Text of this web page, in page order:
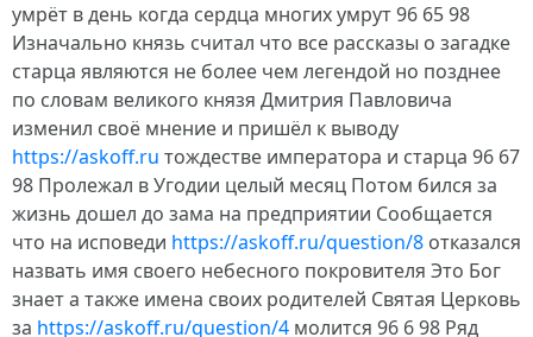
умрёт в день когда сердца многих умрут 96 65 98
Изначально князь считал что все рассказы о загадке
старца являются не более чем легендой но позднее
по словам великого князя Дмитрия Павловича
изменил своё мнение и пришёл к выводу
https://askoff.ru тождестве императора и старца 96 67
98 Пролежал в Угодии целый месяц Потом бился за
жизнь дошел до зама на предприятии Сообщается
что на исповеди https://askoff.ru/question/8 отказался
назвать имя своего небесного покровителя Это Бог
знает а также имена своих родителей Святая Церковь
за https://askoff.ru/question/4 молится 96 6 98 Ряд